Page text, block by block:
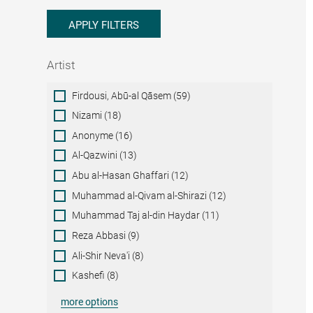
APPLY FILTERS
Artist
ArtistFirdousi, Abū-al Qāsem (59)
Nizami (18)
Anonyme (16)
Al-Qazwini (13)
Abu al-Hasan Ghaffari (12)
Muhammad al-Qivam al-Shirazi (12)
Muhammad Taj al-din Haydar (11)
Reza Abbasi (9)
Ali-Shir Neva'i (8)
Kashefi (8)
more options